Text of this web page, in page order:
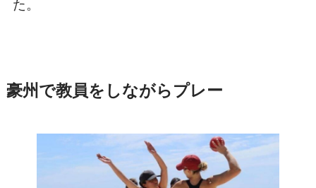
た。
豪州で教員をしながらプレー